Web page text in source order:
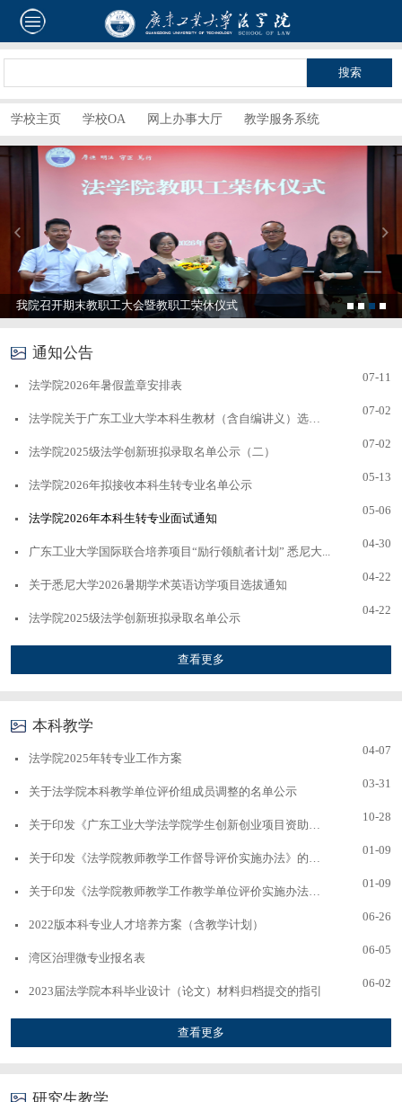
学校主页 学校OA 网上办事大厅 教学服务系统
就业指导中心
我院召开期末教职工大会暨教职工荣休仪式
通知公告
法学院2026年暑假盖章安排表
07-11
法学院关于广东工业大学本科生教材（含自编讲义）选用审...
07-02
法学院2025级法学创新班拟录取名单公示（二）
07-02
法学院2026年拟接收本科生转专业名单公示
05-13
法学院2026年本科生转专业面试通知
05-06
广东工业大学国际联合培养项目“励行领航者计划” 悉尼大...
04-30
关于悉尼大学2026暑期学术英语访学项目选拔通知
04-22
法学院2025级法学创新班拟录取名单公示
04-22
查看更多
本科教学
法学院2025年转专业工作方案
04-07
关于法学院本科教学单位评价组成员调整的名单公示
03-31
关于印发《广东工业大学法学院学生创新创业项目资助经费...
10-28
关于印发《法学院教师教学工作督导评价实施办法》的通知
01-09
关于印发《法学院教师教学工作教学单位评价实施办法》的通知
01-09
2022版本科专业人才培养方案（含教学计划）
06-26
湾区治理微专业报名表
06-05
2023届法学院本科毕业设计（论文）材料归档提交的指引
06-02
查看更多
研究生教学